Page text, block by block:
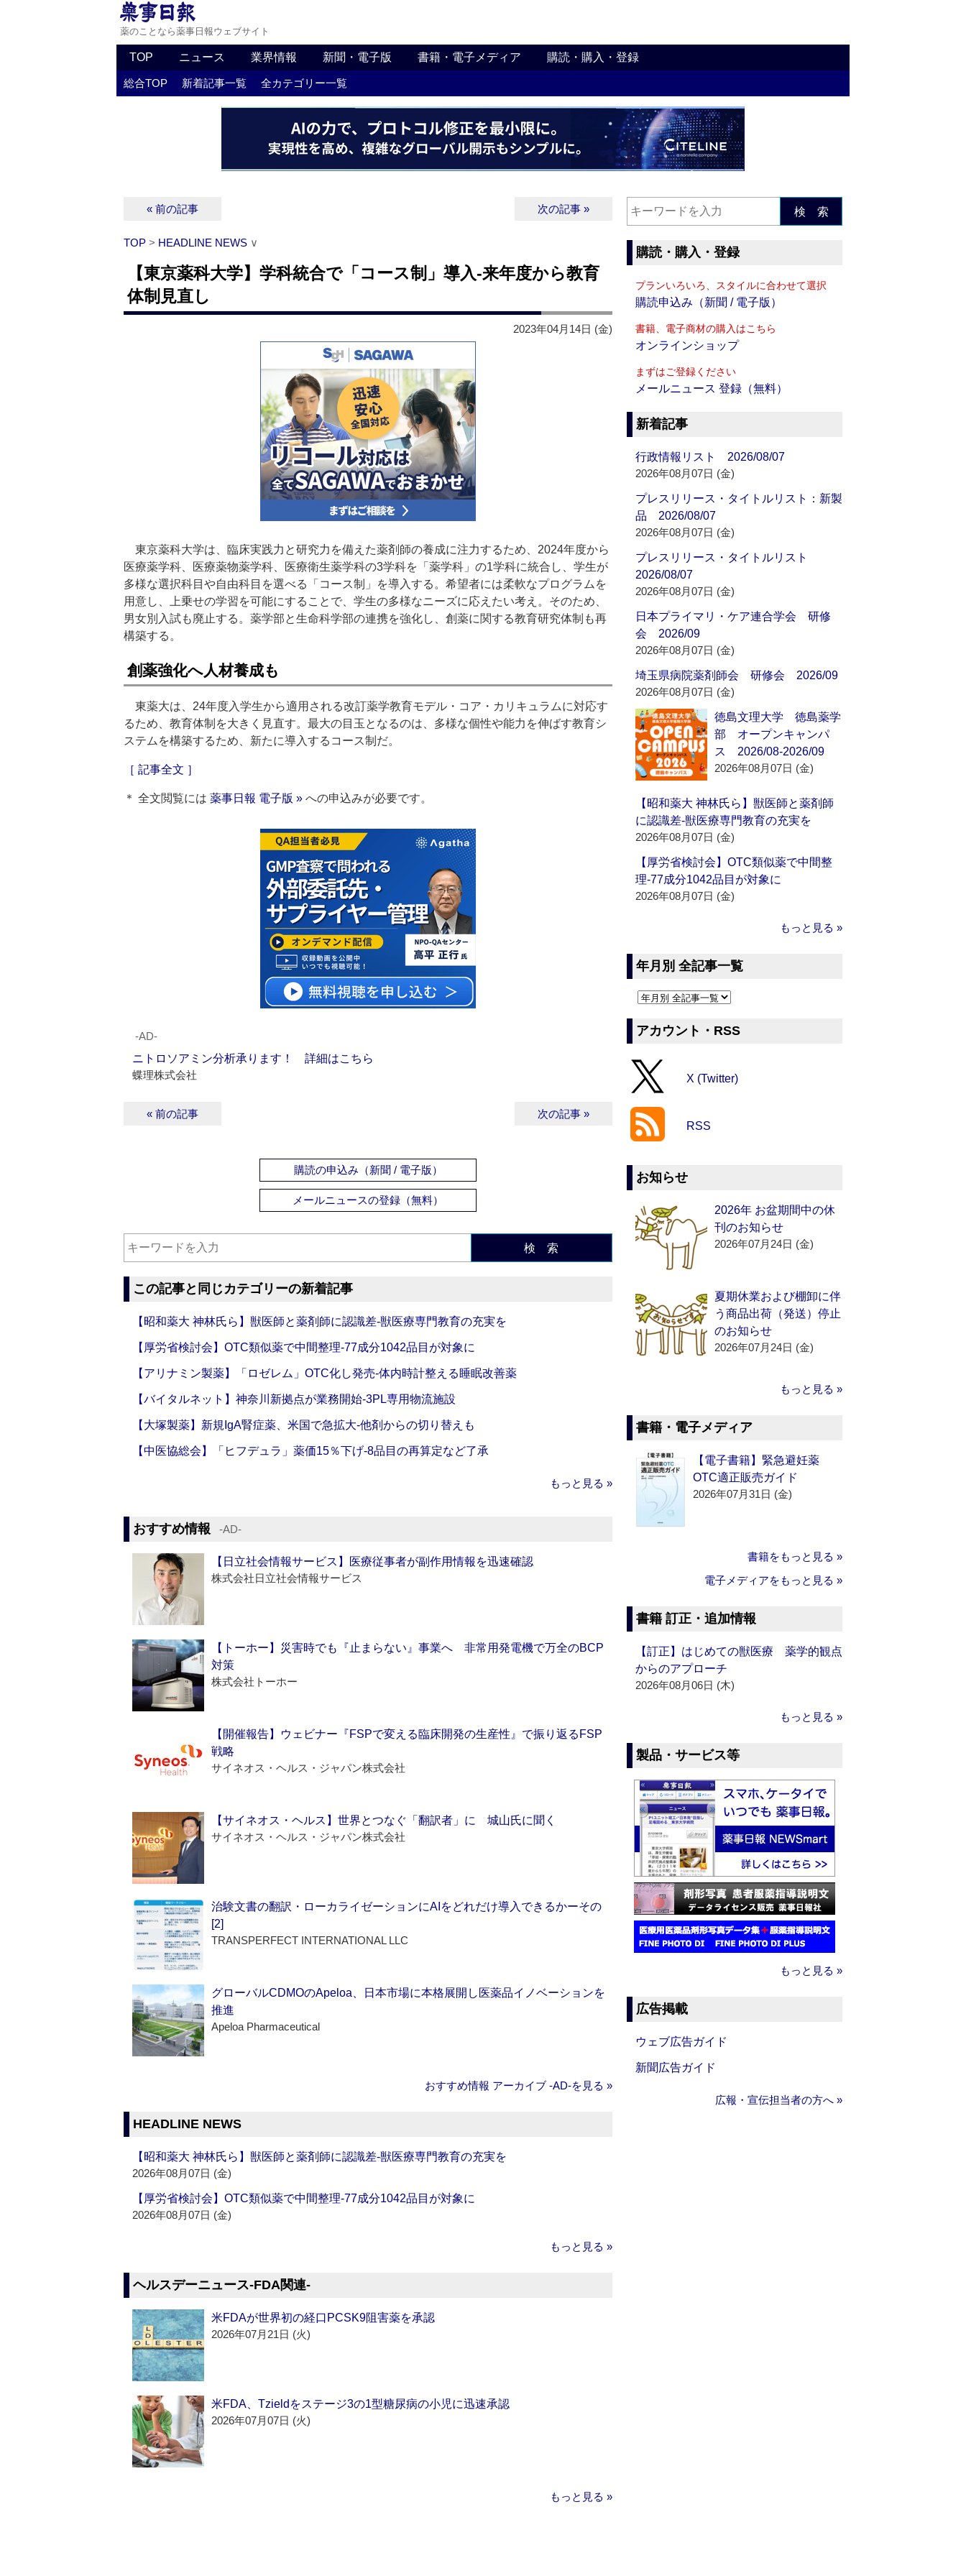
薬のことなら薬事日報ウェブサイト
TOP ニュース 業界情報 新聞・電子版 書籍・電子メディア 購読・購入・登録
総合TOP 新着記事一覧 全カテゴリー一覧
« 前の記事 次の記事 »
TOP > HEADLINE NEWS ∨
【東京薬科大学】学科統合で「コース制」導入‐来年度から教育
体制見直し
2023年04月14日 (金)
東京薬科大学は、臨床実践力と研究力を備えた薬剤師の養成に注力するため、2024年度から
医療薬学科、医療薬物薬学科、医療衛生薬学科の3学科を「薬学科」の1学科に統合し、学生が
多様な選択科目や自由科目を選べる「コース制」を導入する。希望者には柔軟なプログラムを
用意し、上乗せの学習を可能にすることで、学生の多様なニーズに応えたい考え。そのため、
男女別入試も廃止する。薬学部と生命科学部の連携を強化し、創薬に関する教育研究体制も再
構築する。
創薬強化へ人材養成も
東薬大は、24年度入学生から適用される改訂薬学教育モデル・コア・カリキュラムに対応す
るため、教育体制を大きく見直す。最大の目玉となるのは、多様な個性や能力を伸ばす教育シ
ステムを構築するため、新たに導入するコース制だ。
［ 記事全文 ］
＊ 全文閲覧には 薬事日報 電子版 » への申込みが必要です。
‐AD‐
ニトロソアミン分析承ります！ 詳細はこちら
蝶理株式会社
« 前の記事 次の記事 »
購読の申込み（新聞 / 電子版）
メールニュースの登録（無料）
検 索
この記事と同じカテゴリーの新着記事
【昭和薬大 神林氏ら】獣医師と薬剤師に認識差‐獣医療専門教育の充実を
【厚労省検討会】OTC類似薬で中間整理‐77成分1042品目が対象に
【アリナミン製薬】「ロゼレム」OTC化し発売‐体内時計整える睡眠改善薬
【バイタルネット】神奈川新拠点が業務開始‐3PL専用物流施設
【大塚製薬】新規IgA腎症薬、米国で急拡大‐他剤からの切り替えも
【中医協総会】「ヒフデュラ」薬価15％下げ‐8品目の再算定など了承
もっと見る »
おすすめ情報 ‐AD‐
【日立社会情報サービス】医療従事者が副作用情報を迅速確認
株式会社日立社会情報サービス
【トーホー】災害時でも『止まらない』事業へ 非常用発電機で万全のBCP
対策
株式会社トーホー
【開催報告】ウェビナー『FSPで変える臨床開発の生産性』で振り返るFSP
戦略
サイネオス・ヘルス・ジャパン株式会社
【サイネオス・ヘルス】世界とつなぐ「翻訳者」に 城山氏に聞く
サイネオス・ヘルス・ジャパン株式会社
治験文書の翻訳・ローカライゼーションにAIをどれだけ導入できるかーその
[2]
TRANSPERFECT INTERNATIONAL LLC
グローバルCDMOのApeloa、日本市場に本格展開し医薬品イノベーションを
推進
Apeloa Pharmaceutical
おすすめ情報 アーカイブ ‐AD‐を見る »
HEADLINE NEWS
【昭和薬大 神林氏ら】獣医師と薬剤師に認識差‐獣医療専門教育の充実を
2026年08月07日 (金)
【厚労省検討会】OTC類似薬で中間整理‐77成分1042品目が対象に
2026年08月07日 (金)
もっと見る »
ヘルスデーニュース‐FDA関連‐
米FDAが世界初の経口PCSK9阻害薬を承認
2026年07月21日 (火)
米FDA、Tzieldをステージ3の1型糖尿病の小児に迅速承認
2026年07月07日 (火)
もっと見る »
検 索
購読・購入・登録
プランいろいろ、スタイルに合わせて選択
購読申込み（新聞 / 電子版）
書籍、電子商材の購入はこちら
オンラインショップ
まずはご登録ください
メールニュース 登録（無料）
新着記事
行政情報リスト 2026/08/07
2026年08月07日 (金)
プレスリリース・タイトルリスト：新製
品 2026/08/07
2026年08月07日 (金)
プレスリリース・タイトルリスト
2026/08/07
2026年08月07日 (金)
日本プライマリ・ケア連合学会 研修
会 2026/09
2026年08月07日 (金)
埼玉県病院薬剤師会 研修会 2026/09
2026年08月07日 (金)
徳島文理大学 徳島薬学
部 オープンキャンパ
ス 2026/08-2026/09
2026年08月07日 (金)
【昭和薬大 神林氏ら】獣医師と薬剤師
に認識差‐獣医療専門教育の充実を
2026年08月07日 (金)
【厚労省検討会】OTC類似薬で中間整
理‐77成分1042品目が対象に
2026年08月07日 (金)
もっと見る »
年月別 全記事一覧
アカウント・RSS
X (Twitter)
RSS
お知らせ
2026年 お盆期間中の休
刊のお知らせ
2026年07月24日 (金)
夏期休業および棚卸に伴
う商品出荷（発送）停止
のお知らせ
2026年07月24日 (金)
もっと見る »
書籍・電子メディア
【電子書籍】緊急避妊薬
OTC適正販売ガイド
2026年07月31日 (金)
書籍をもっと見る »
電子メディアをもっと見る »
書籍 訂正・追加情報
【訂正】はじめての獣医療 薬学的観点
からのアプローチ
2026年08月06日 (木)
もっと見る »
製品・サービス等
もっと見る »
広告掲載
ウェブ広告ガイド
新聞広告ガイド
広報・宣伝担当者の方へ »